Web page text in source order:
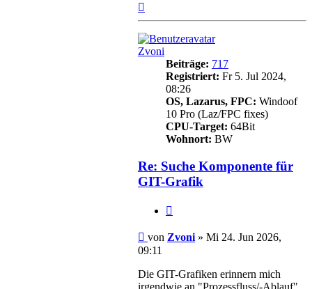
Zvoni
Beiträge: 717
Registriert: Fr 5. Jul 2024,
08:26
OS, Lazarus, FPC: Windoof
10 Pro (Laz/FPC fixes)
CPU-Target: 64Bit
Wohnort: BW
Re: Suche Komponente für
GIT-Grafik
Beitrag
von Zvoni » Mi 24. Jun 2026,
09:11
Die GIT-Grafiken erinnern mich
irgendwie an "Prozessfluss/-Ablauf"